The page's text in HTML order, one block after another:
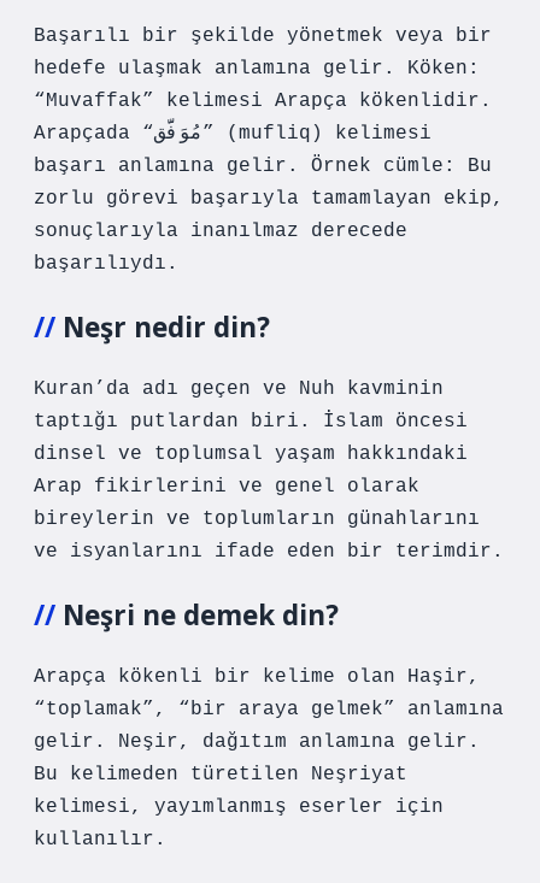
Başarılı bir şekilde yönetmek veya bir
hedefe ulaşmak anlamına gelir. Köken:
“Muvaffak” kelimesi Arapça kökenlidir.
Arapçada “مُوَفَّق” (mufliq) kelimesi
başarı anlamına gelir. Örnek cümle: Bu
zorlu görevi başarıyla tamamlayan ekip,
sonuçlarıyla inanılmaz derecede
başarılıydı.
Neşr nedir din?
Kuran’da adı geçen ve Nuh kavminin
taptığı putlardan biri. İslam öncesi
dinsel ve toplumsal yaşam hakkındaki
Arap fikirlerini ve genel olarak
bireylerin ve toplumların günahlarını
ve isyanlarını ifade eden bir terimdir.
Neşri ne demek din?
Arapça kökenli bir kelime olan Haşir,
“toplamak”, “bir araya gelmek” anlamına
gelir. Neşir, dağıtım anlamına gelir.
Bu kelimeden türetilen Neşriyat
kelimesi, yayımlanmış eserler için
kullanılır.